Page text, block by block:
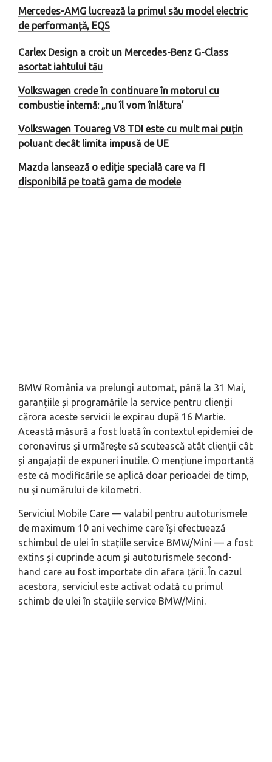
Mercedes-AMG lucrează la primul său model electric
de performanță, EQS
Carlex Design a croit un Mercedes-Benz G-Class
asortat iahtului tău
Volkswagen crede în continuare în motorul cu
combustie internă: „nu îl vom înlătura’
Volkswagen Touareg V8 TDI este cu mult mai puțin
poluant decât limita impusă de UE
Mazda lansează o ediție specială care va fi
disponibilă pe toată gama de modele
BMW România va prelungi automat, până la 31 Mai,
garanțiile și programările la service pentru clienții
cărora aceste servicii le expirau după 16 Martie.
Această măsură a fost luată în contextul epidemiei de
coronavirus și urmărește să scutească atât clienții cât
și angajații de expuneri inutile. O mențiune importantă
este că modificările se aplică doar perioadei de timp,
nu și numărului de kilometri.
Serviciul Mobile Care — valabil pentru autoturismele
de maximum 10 ani vechime care își efectuează
schimbul de ulei în stațiile service BMW/Mini — a fost
extins și cuprinde acum și autoturismele second-
hand care au fost importate din afara țării. În cazul
acestora, serviciul este activat odată cu primul
schimb de ulei în stațiile service BMW/Mini.